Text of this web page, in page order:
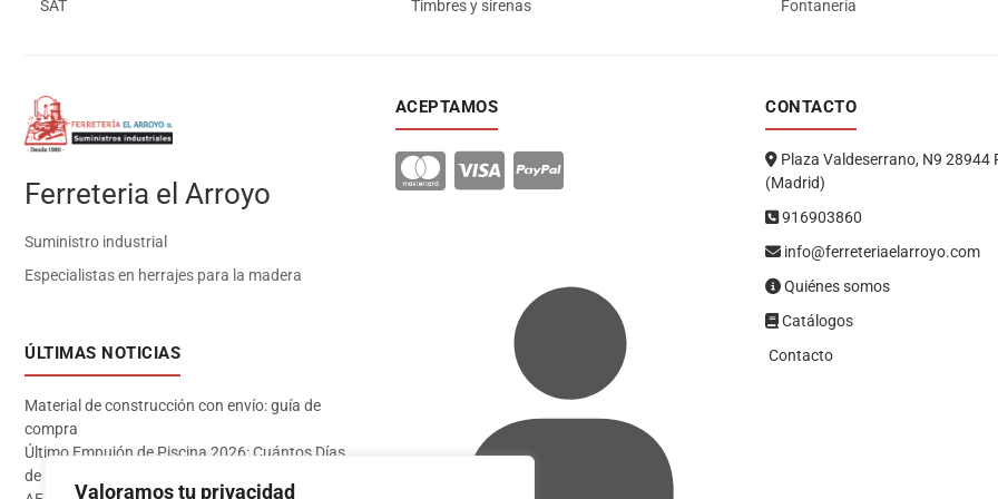
Valoramos tu privacidad
SAT Timbres y sirenas Fontanería
Ferreteria el Arroyo
Suministro industrial
Especialistas en herrajes para la madera
ÚLTIMAS NOTICIAS
Material de construcción con envío: guía de
compra
Último Empujón de Piscina 2026: Cuántos Días
de Baño te Quedan en Madrid Sur (Datos
ACEPTAMOS CONTACTO
Plaza Valdeserrano, N9 28944
(Madrid)
916903860
info@ferreteriaelarroyo.com
Quiénes somos
Catálogos
Contacto